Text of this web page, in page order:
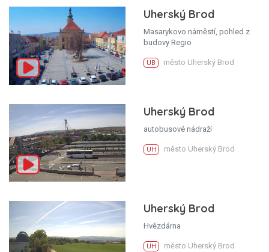
Uherský Brod
Masarykovo náměstí, pohled z
budovy Regio
UB město Uherský Brod
Uherský Brod
autobusové nádraží
UH město Uherský Brod
Uherský Brod
Hvězdárna
UH město Uherský Brod